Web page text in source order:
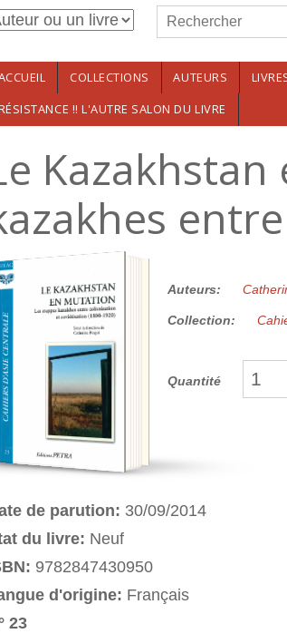
de
Rechercher
COLLECTIONS AUTEURS
!! L'AUTRE SALON DU LIVRE
30.00€ Auteurs:
Collection:
Quantité
de parution: 30/09/2014
du livre: Neuf
9782847430950
d'origine: Français
23